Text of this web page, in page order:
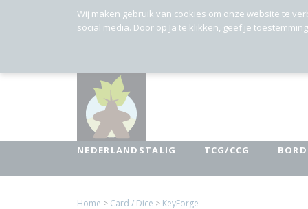
NEDERLANDSTALIG TCG/CCG BORD
Home > Card / Dice > KeyForge
Wij maken gebruik van cookies om onze website te
social media. Door op Ja te klikken, geef je